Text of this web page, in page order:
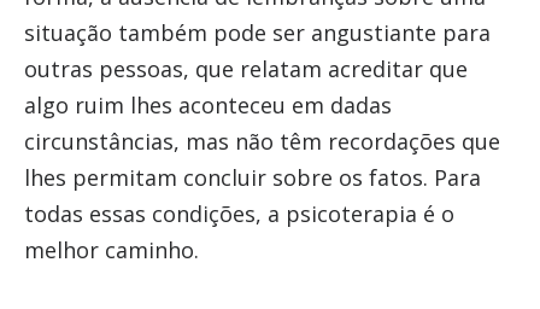
situação também pode ser angustiante para
outras pessoas, que relatam acreditar que
algo ruim lhes aconteceu em dadas
circunstâncias, mas não têm recordações que
lhes permitam concluir sobre os fatos. Para
todas essas condições, a psicoterapia é o
melhor caminho.